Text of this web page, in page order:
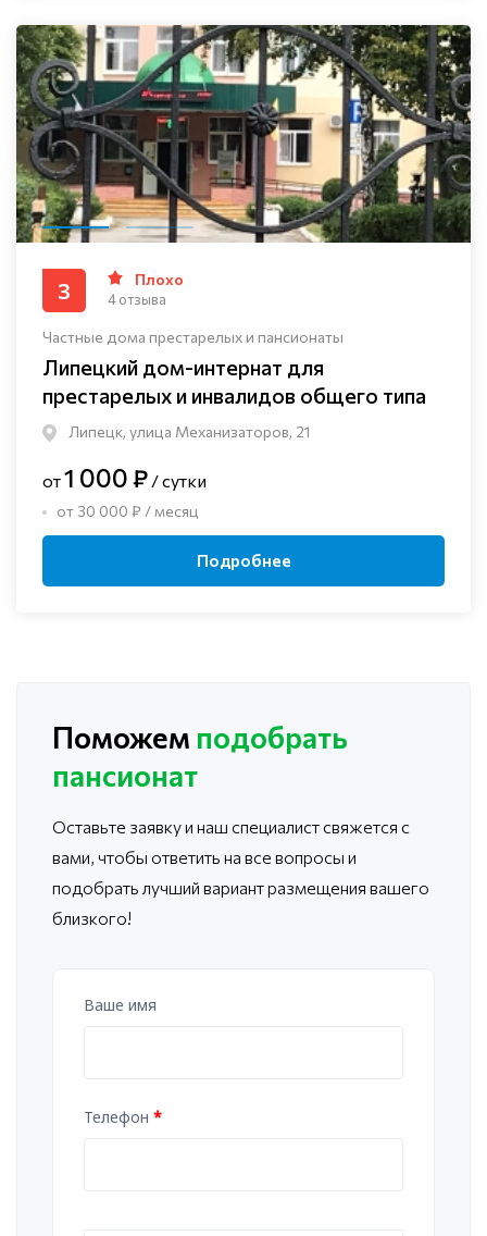
Частные дома престарелых и пансионаты
Липецкий дом-интернат для
престарелых и инвалидов общего типа
Липецк, улица Механизаторов, 21
3 Плохо
4 отзыва
от1 000 ₽ / сутки
от 30 000 ₽ / месяц
Подробнее
Поможем подобрать
пансионат
Оставьте заявку и наш специалист свяжется с
вами, чтобы ответить на все вопросы и
подобрать лучший вариант размещения вашего
близкого!